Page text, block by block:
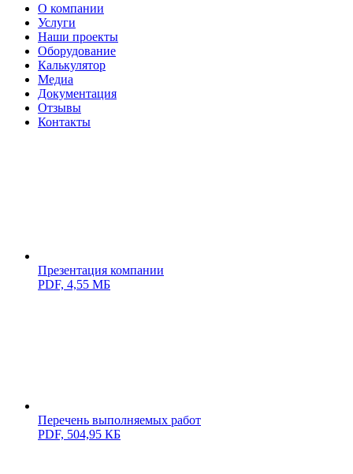
О компании
Услуги
Наши проекты
Оборудование
Калькулятор
Медиа
Документация
Отзывы
Контакты
Презентация компании
PDF, 4,55 МБ
Перечень выполняемых работ
PDF, 504,95 КБ